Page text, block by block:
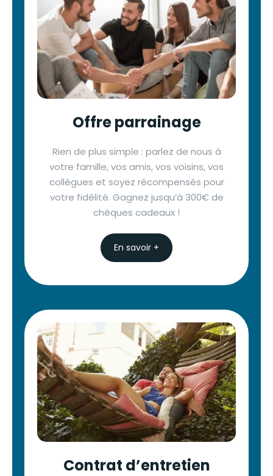
Offre parrainage
Rien de plus simple : parlez de nous à
votre famille, vos amis, vos voisins, vos
collègues et soyez récompensés pour
votre fidélité. Gagnez jusqu’à 300€ de
chèques cadeaux !
En savoir +
Contrat d’entretien